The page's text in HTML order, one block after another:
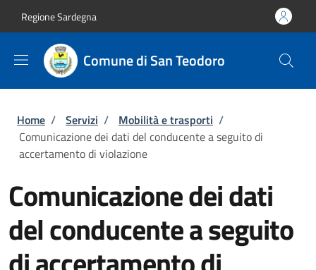
Regione Sardegna
Comune di San Teodoro
Briciole di pane
Home / Servizi / Mobilità e trasporti /
Comunicazione dei dati del conducente a seguito di
accertamento di violazione
Comunicazione dei dati
del conducente a seguito